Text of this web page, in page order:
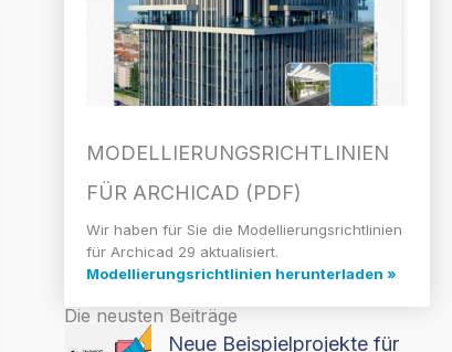
MODELLIERUNGS­RICHTLINIEN
FÜR ARCHICAD (PDF)
Wir haben für Sie die Modellierungsrichtlinien
für Archicad 29 aktualisiert.
Modellierungsrichtlinien herunterladen »
Die neusten Beiträge
Neue Beispielprojekte für